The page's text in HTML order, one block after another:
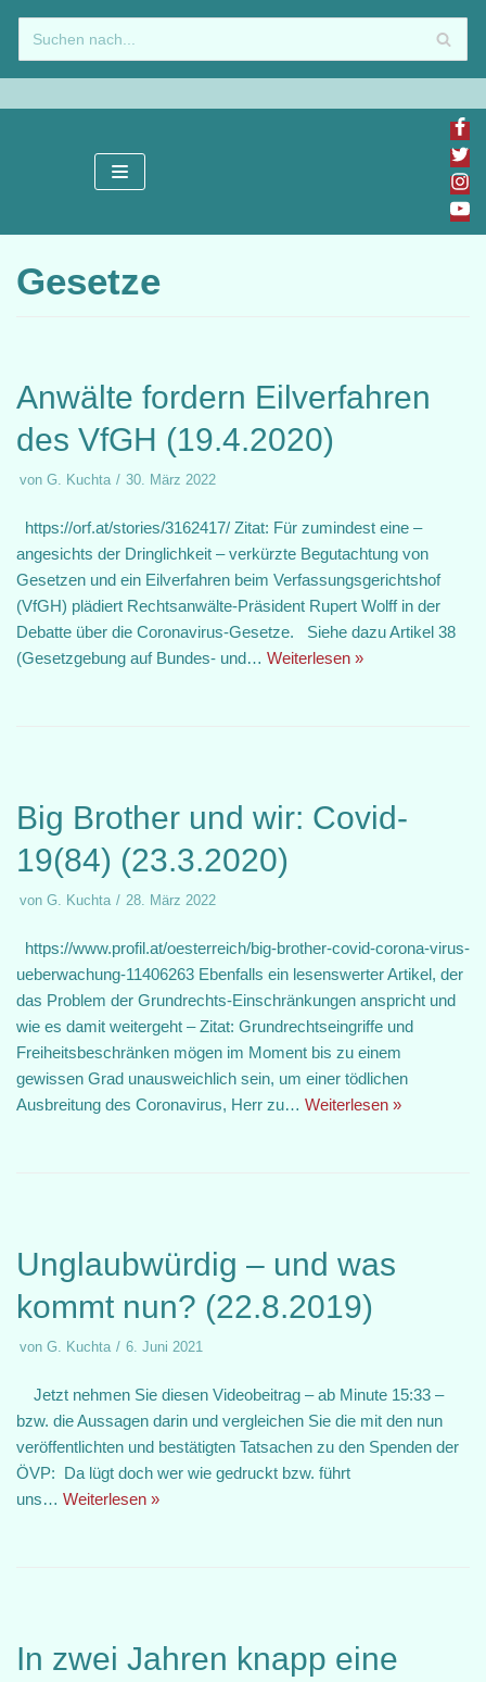
Zum
Inhalt
springen
Gesetze
Anwälte fordern Eilverfahren
des VfGH (19.4.2020)
von G. Kuchta 30. März 2022
https://orf.at/stories/3162417/ Zitat: Für zumindest eine –
angesichts der Dringlichkeit – verkürzte Begutachtung von
Gesetzen und ein Eilverfahren beim Verfassungsgerichtshof
(VfGH) plädiert Rechtsanwälte-Präsident Rupert Wolff in der
Debatte über die Coronavirus-Gesetze. Siehe dazu Artikel 38
(Gesetzgebung auf Bundes- und… Weiterlesen »
Big Brother und wir: Covid-
19(84) (23.3.2020)
von G. Kuchta 28. März 2022
https://www.profil.at/oesterreich/big-brother-covid-corona-virus-
ueberwachung-11406263 Ebenfalls ein lesenswerter Artikel, der
das Problem der Grundrechts-Einschränkungen anspricht und
wie es damit weitergeht – Zitat: Grundrechtseingriffe und
Freiheitsbeschränken mögen im Moment bis zu einem
gewissen Grad unausweichlich sein, um einer tödlichen
Ausbreitung des Coronavirus, Herr zu… Weiterlesen »
Unglaubwürdig – und was
kommt nun? (22.8.2019)
von G. Kuchta 6. Juni 2021
Jetzt nehmen Sie diesen Videobeitrag – ab Minute 15:33 –
bzw. die Aussagen darin und vergleichen Sie die mit den nun
veröffentlichten und bestätigten Tatsachen zu den Spenden der
ÖVP: Da lügt doch wer wie gedruckt bzw. führt
uns… Weiterlesen »
In zwei Jahren knapp eine